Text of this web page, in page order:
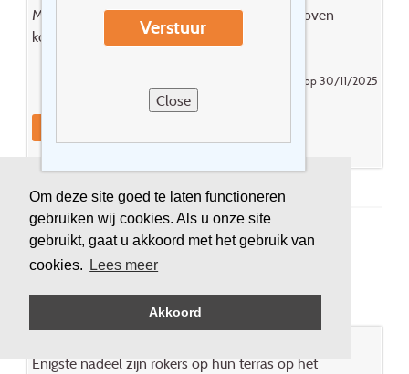
Om deze site goed te laten functioneren
gebruiken wij cookies. Als u onze site
gebruikt, gaat u akkoord met het gebruik van
cookies.
Lees meer
Akkoord
Verstuur
Close
Meer licht in badkamer(makeup spiegel)en boven
koffiecorner zou weselijk zijn..
Gepost door Van Erwegen Monique op 30/11/2025
Fletcher Sparrenhorst-Veluwe
Enigste nadeel zijn rokers op hun terras op het